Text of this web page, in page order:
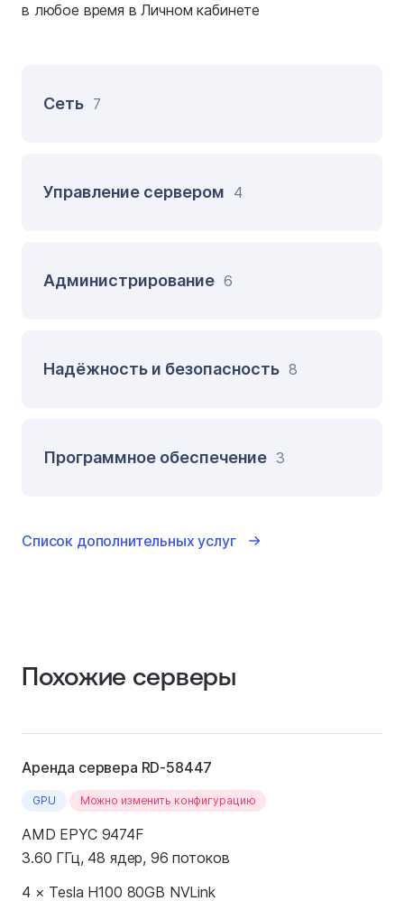
в любое время в Личном кабинете
Сеть 7
Управление сервером 4
Администрирование 6
Надёжность и безопасность 8
Программное обеспечение 3
Список дополнительных услуг
Похожие серверы
Аренда сервера RD-58447
GPU Можно изменить конфигурацию
AMD EPYC 9474F
3.60 ГГц, 48 ядер, 96 потоков
4 × Tesla H100 80GB NVLink